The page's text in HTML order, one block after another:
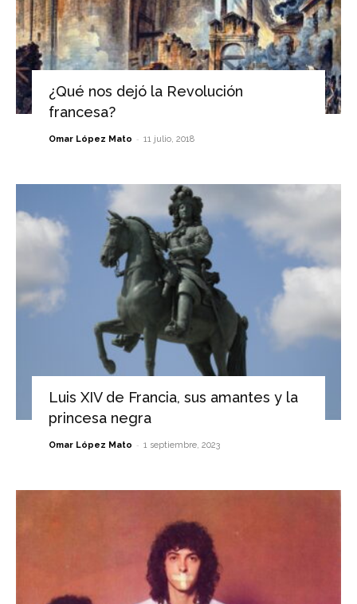
¿Qué nos dejó la Revolución
francesa?
Omar López Mato - 11 julio, 2018
Luis XIV de Francia, sus amantes y la
princesa negra
Omar López Mato - 1 septiembre, 2023